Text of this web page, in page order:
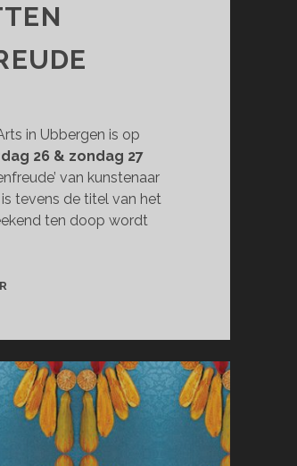
in Ubbergen is op
26 & zondag 27
van kunstenaar
tevens de titel van het
ten doop wordt